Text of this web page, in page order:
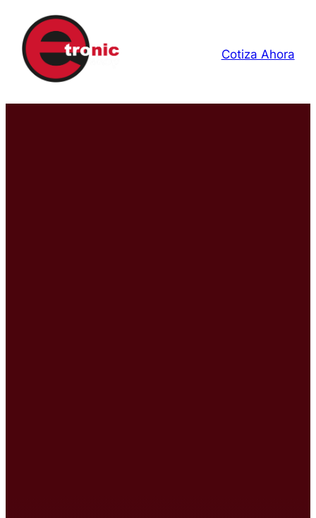
Cotiza Ahora